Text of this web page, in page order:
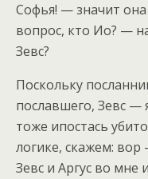
Софья! — значит
вопрос, кто Ио? —
Зевс?
Поскольку
пославшего, Зевс —
тоже ипостась
логике, скажем:
Зевс и Аргус во мне